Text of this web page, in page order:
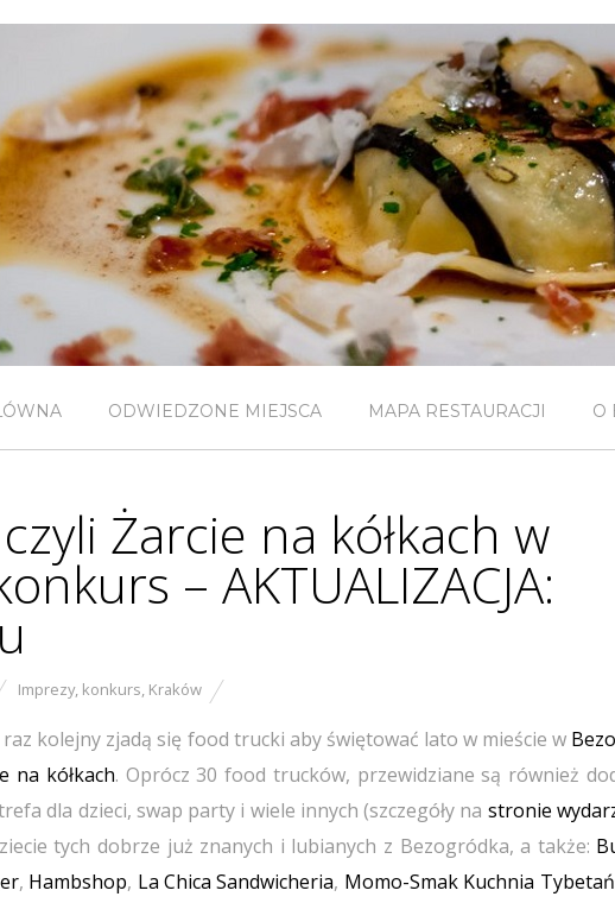
ODWIEDZONE MIEJSCA MAPA RESTAURACJI O
Żarcie na kółkach w
– AKTUALIZACJA:
Imprezy, konkurs, Kraków
kolejny zjadą się food trucki aby świętować lato w mieście w
na kółkach. Oprócz 30 food trucków, przewidziane są również
dla dzieci, swap party i wiele innych (szczegóły na stronie
tych dobrze już znanych i lubianych z Bezogródka, a także:
, Hambshop, La Chica Sandwicheria, Momo-Smak Kuchnia